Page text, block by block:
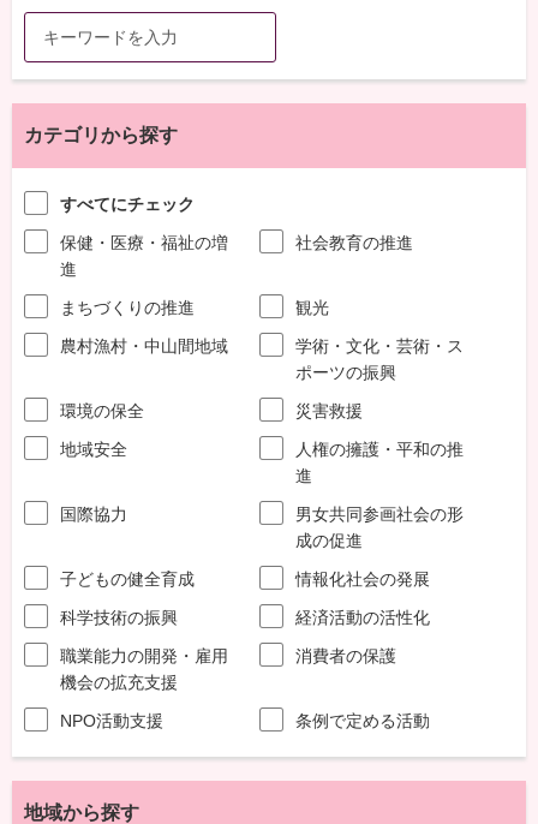
カテゴリから探す
すべてにチェック
保健・医療・福祉の増
進
社会教育の推進
まちづくりの推進
観光
農村漁村・中山間地域
学術・文化・芸術・ス
ポーツの振興
環境の保全
災害救援
地域安全
人権の擁護・平和の推
進
国際協力
男女共同参画社会の形
成の促進
子どもの健全育成
情報化社会の発展
科学技術の振興
経済活動の活性化
職業能力の開発・雇用
機会の拡充支援
消費者の保護
NPO活動支援 条例で定める活動
地域から探す